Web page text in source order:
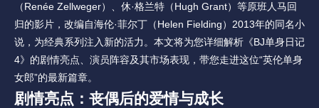
（Renée Zellweger）、休·格兰特（Hugh Grant）等原班人马回
归的影片，改编自海伦·菲尔丁（Helen Fielding）2013年的同名小
说，为经典系列注入新的活力。本文将为您详细解析《BJ单身日记
4》的剧情亮点、演员阵容及其市场表现，带您走进这位“英伦单身
女郎”的最新篇章。
剧情亮点：丧偶后的爱情与成长